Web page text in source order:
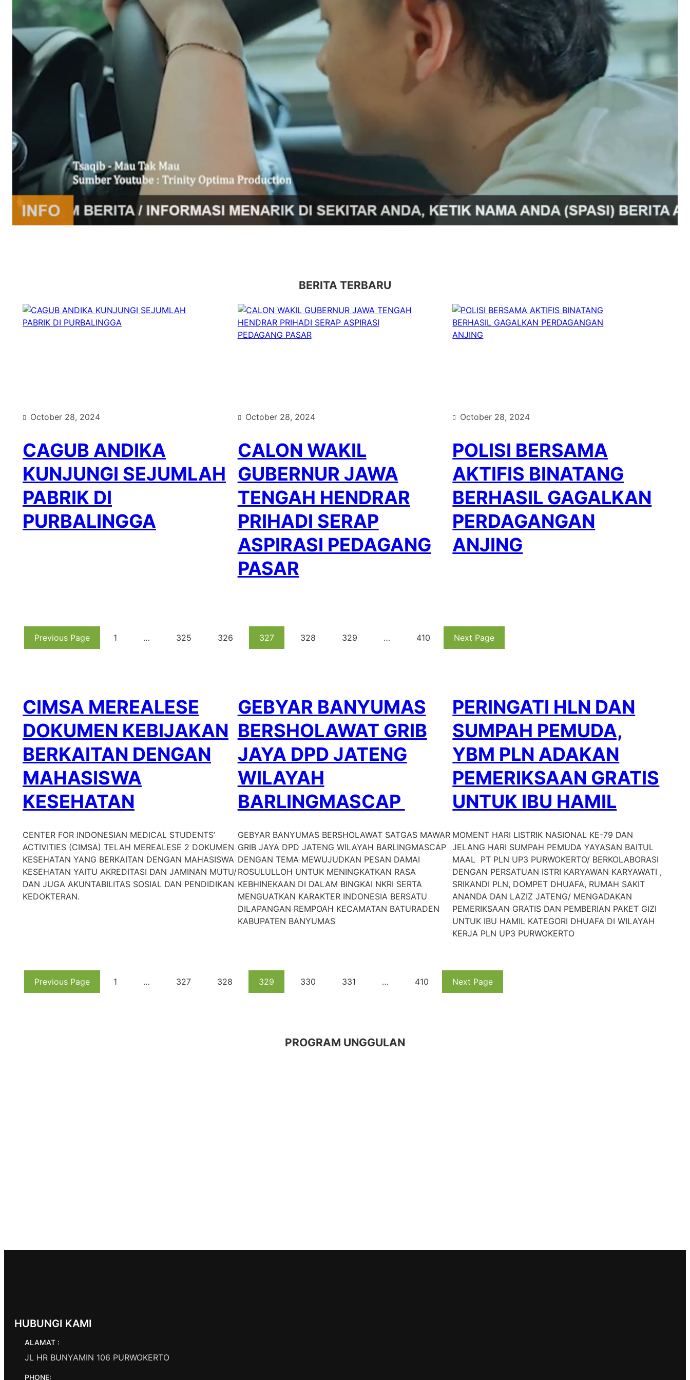
Stream
BERITA TERBARU
October 28, 2024
CAGUB ANDIKA
KUNJUNGI SEJUMLAH
PABRIK DI
PURBALINGGA
October 28, 2024
CALON WAKIL
GUBERNUR JAWA
TENGAH HENDRAR
PRIHADI SERAP
ASPIRASI PEDAGANG
PASAR
October 28, 2024
POLISI BERSAMA
AKTIFIS BINATANG
BERHASIL GAGALKAN
PERDAGANGAN
ANJING
Previous Page 1 … 325 326 327 328 329 … 410 Next Page
CIMSA MEREALESE
DOKUMEN KEBIJAKAN
BERKAITAN DENGAN
MAHASISWA
KESEHATAN
CENTER FOR INDONESIAN MEDICAL STUDENTS’
ACTIVITIES (CIMSA) TELAH MEREALESE 2 DOKUMEN
KESEHATAN YANG BERKAITAN DENGAN MAHASISWA
KESEHATAN YAITU AKREDITASI DAN JAMINAN MUTU/
DAN JUGA AKUNTABILITAS SOSIAL DAN PENDIDIKAN
KEDOKTERAN.
GEBYAR BANYUMAS
BERSHOLAWAT GRIB
JAYA DPD JATENG
WILAYAH
BARLINGMASCAP
GEBYAR BANYUMAS BERSHOLAWAT SATGAS MAWAR
GRIB JAYA DPD JATENG WILAYAH BARLINGMASCAP
DENGAN TEMA MEWUJUDKAN PESAN DAMAI
ROSULULLOH UNTUK MENINGKATKAN RASA
KEBHINEKAAN DI DALAM BINGKAI NKRI SERTA
MENGUATKAN KARAKTER INDONESIA BERSATU
DILAPANGAN REMPOAH KECAMATAN BATURADEN
KABUPATEN BANYUMAS
PERINGATI HLN DAN
SUMPAH PEMUDA,
YBM PLN ADAKAN
PEMERIKSAAN GRATIS
UNTUK IBU HAMIL
MOMENT HARI LISTRIK NASIONAL KE-79 DAN
JELANG HARI SUMPAH PEMUDA YAYASAN BAITUL
MAAL PT PLN UP3 PURWOKERTO/ BERKOLABORASI
DENGAN PERSATUAN ISTRI KARYAWAN KARYAWATI ,
SRIKANDI PLN, DOMPET DHUAFA, RUMAH SAKIT
ANANDA DAN LAZIZ JATENG/ MENGADAKAN
PEMERIKSAAN GRATIS DAN PEMBERIAN PAKET GIZI
UNTUK IBU HAMIL KATEGORI DHUAFA DI WILAYAH
KERJA PLN UP3 PURWOKERTO
Previous Page 1 … 327 328 329 330 331 … 410 Next Page
PROGRAM UNGGULAN
HUBUNGI KAMI
ALAMAT :
JL HR BUNYAMIN 106 PURWOKERTO
PHONE: